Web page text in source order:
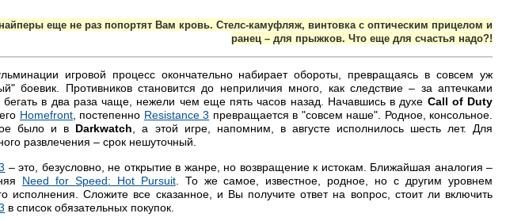
еще не раз попортят Вам кровь. Стелс-камуфляж, винтовка с оптическим прицелом и
ранец – для прыжков. Что еще для счастья надо?!
игровой процесс окончательно набирает обороты, превращаясь в совсем уж
боевик. Противников становится до неприличия много, как следствие – за аптечками
бегать в два раза чаще, нежели чем еще пять часов назад. Начавшись в духе Call of Duty
Homefront, постепенно Resistance 3 превращается в "совсем наше". Родное, консольное.
было и в Darkwatch, а этой игре, напомним, в августе исполнилось шесть лет. Для
развлечения – срок нешуточный.
– это, безусловно, не открытие в жанре, но возвращение к истокам. Ближайшая аналогия –
Need for Speed: Hot Pursuit. То же самое, известное, родное, но с другим уровнем
исполнения. Сложите все сказанное, и Вы получите ответ на вопрос, стоит ли включить
в список обязательных покупок.